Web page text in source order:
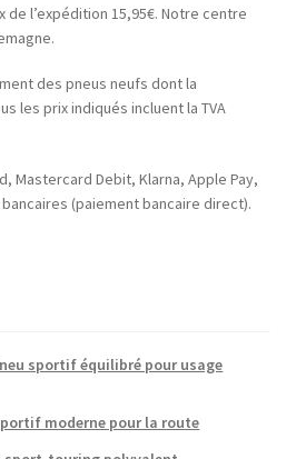
de l’expédition 15,95€. Notre centre
des pneus neufs dont la
les prix indiqués incluent la TVA
Mastercard Debit, Klarna, Apple Pay,
(paiement bancaire direct).
sportif équilibré pour usage
moderne pour la route